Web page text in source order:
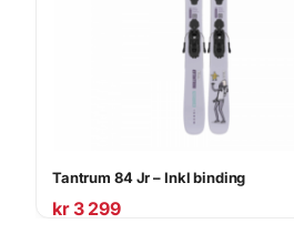
Tantrum 84 Jr – Inkl binding
kr3 299